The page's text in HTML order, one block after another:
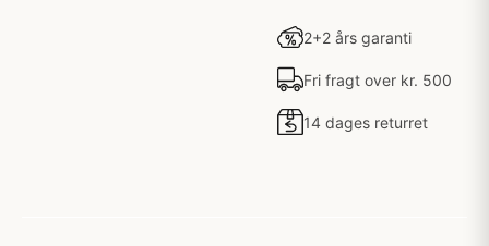
2+2 års garanti
Fri fragt over kr. 500
14 dages returret